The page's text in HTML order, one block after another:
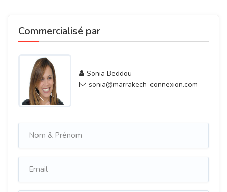
Commercialisé par
Sonia Beddou
sonia@marrakech-connexion.com